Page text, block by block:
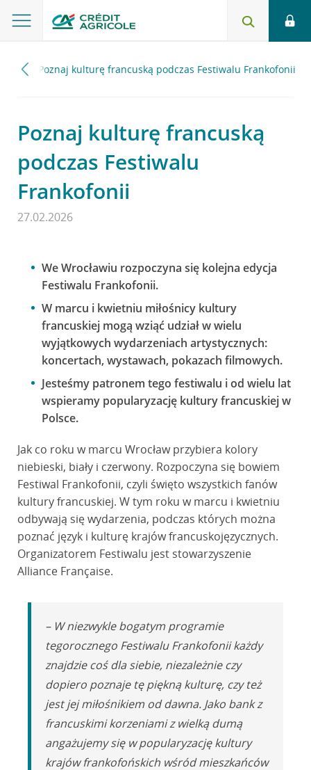
Poznaj kulturę francuską podczas Festiwalu Frankofonii
Poznaj kulturę francuską
podczas Festiwalu
Frankofonii
27.02.2026
We Wrocławiu rozpoczyna się kolejna edycja
Festiwalu Frankofonii.
W marcu i kwietniu miłośnicy kultury
francuskiej mogą wziąć udział w wielu
wyjątkowych wydarzeniach artystycznych:
koncertach, wystawach, pokazach filmowych.
Jesteśmy patronem tego festiwalu i od wielu lat
wspieramy popularyzację kultury francuskiej w
Polsce.
Jak co roku w marcu Wrocław przybiera kolory
niebieski, biały i czerwony. Rozpoczyna się bowiem
Festiwal Frankofonii, czyli święto wszystkich fanów
kultury francuskiej. W tym roku w marcu i kwietniu
odbywają się wydarzenia, podczas których można
poznać język i kulturę krajów francuskojęzycznych.
Organizatorem Festiwalu jest stowarzyszenie
Alliance Française.
– W niezwykle bogatym programie
tegorocznego Festiwalu Frankofonii każdy
znajdzie coś dla siebie, niezależnie czy
dopiero poznaje tę piękną kulturę, czy też
jest jej miłośnikiem od dawna. Jako bank z
francuskimi korzeniami z wielką dumą
angażujemy się w popularyzację kultury
krajów frankofońskich wśród mieszkańców